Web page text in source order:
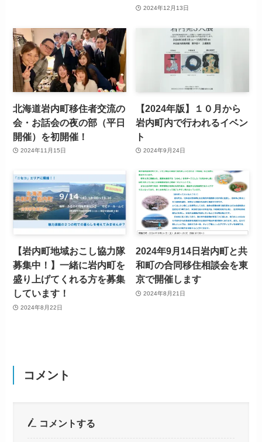
2024年12月13日
北海道岩内町移住者交流の
会・お話会の夜の部（平日
開催）を初開催！
2024年11月15日
【2024年版】１０月から
岩内町内で行われるイベン
ト
2024年9月24日
【岩内町地域おこし協力隊
募集中！】一緒に岩内町を
盛り上げてくれる方を募集
しています！
2024年8月22日
2024年9月14日岩内町と共
和町の合同移住相談会を東
京で開催します
2024年8月21日
コメント
コメントする